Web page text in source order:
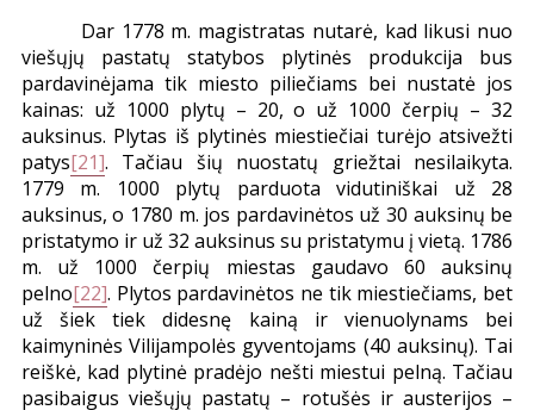
Dar 1778 m. magistratas nutarė, kad likusi nuo
viešųjų pastatų statybos plytinės produkcija bus
pardavinėjama tik miesto piliečiams bei nustatė jos
kainas: už 1000 plytų – 20, o už 1000 čerpių – 32
auksinus. Plytas iš plytinės miestiečiai turėjo atsivežti
patys[21]. Tačiau šių nuostatų griežtai nesilaikyta.
1779 m. 1000 plytų parduota vidutiniškai už 28
auksinus, o 1780 m. jos pardavinėtos už 30 auksinų be
pristatymo ir už 32 auksinus su pristatymu į vietą. 1786
m. už 1000 čerpių miestas gaudavo 60 auksinų
pelno[22]. Plytos pardavinėtos ne tik miestiečiams, bet
už šiek tiek didesnę kainą ir vienuolynams bei
kaimyninės Vilijampolės gyventojams (40 auksinų). Tai
reiškė, kad plytinė pradėjo nešti miestui pelną. Tačiau
pasibaigus viešųjų pastatų – rotušės ir austerijos –